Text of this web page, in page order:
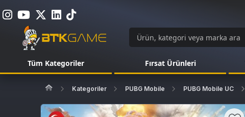
Tüm Kategoriler Fırsat Ürünleri
Kategoriler PUBG Mobile PUBG Mobile UC